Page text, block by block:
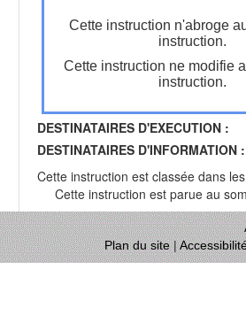
Cette instruction n'abroge
instruction.
Cette instruction ne modifie
instruction.
DESTINATAIRES D'EXECUTION :
DESTINATAIRES D'INFORMATION :
Cette instruction est classée dans
Cette instruction est parue au
Plan du site|